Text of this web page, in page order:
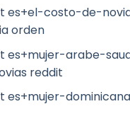
es+el-costo-de-
orden
es+mujer-arabe-
reddit
es+mujer-